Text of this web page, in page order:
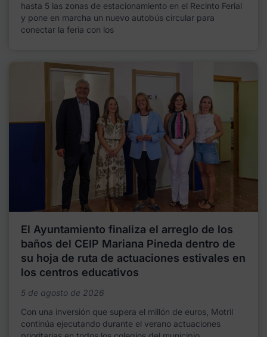
hasta 5 las zonas de estacionamiento en el Recinto Ferial
y pone en marcha un nuevo autobús circular para
conectar la feria con los
El Ayuntamiento finaliza el arreglo de los
baños del CEIP Mariana Pineda dentro de
su hoja de ruta de actuaciones estivales en
los centros educativos
5 de agosto de 2026
Con una inversión que supera el millón de euros, Motril
continúa ejecutando durante el verano actuaciones